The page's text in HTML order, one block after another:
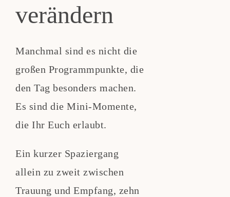
verändern
Manchmal sind es nicht die
großen Programmpunkte, die
den Tag besonders machen.
Es sind die Mini-Momente,
die Ihr Euch erlaubt.
Ein kurzer Spaziergang
allein zu zweit zwischen
Trauung und Empfang, zehn